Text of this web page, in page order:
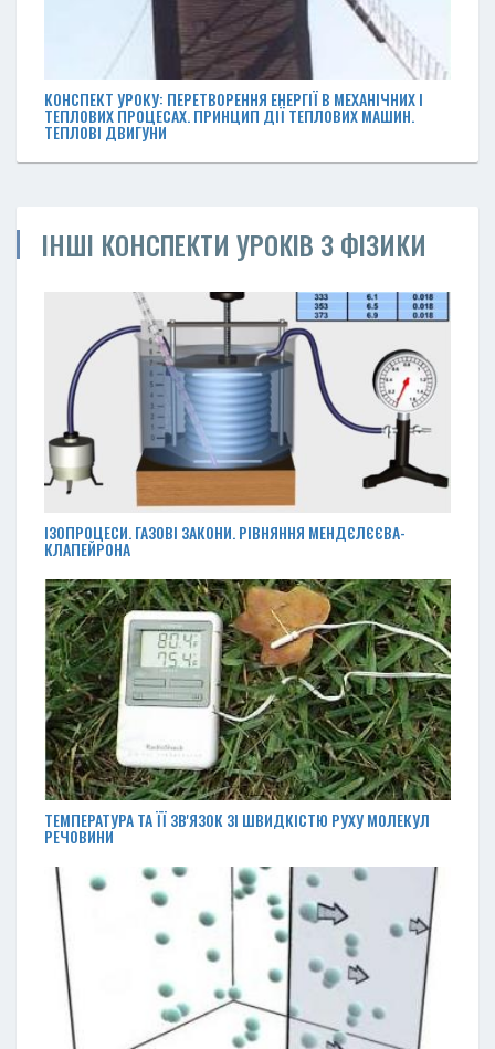
КОНСПЕКТ УРОКУ: ПЕРЕТВОРЕННЯ ЕНЕРГІЇ В МЕХАНІЧНИХ І
ТЕПЛОВИХ ПРОЦЕСАХ. ПРИНЦИП ДІЇ ТЕПЛОВИХ МАШИН.
ТЕПЛОВІ ДВИГУНИ
ІНШІ КОНСПЕКТИ УРОКІВ З ФІЗИКИ
ІЗОПРОЦЕСИ. ГАЗОВІ ЗАКОНИ. РІВНЯННЯ МЕНДЄЛЄЄВА-
КЛАПЕЙРОНА
ТЕМПЕРАТУРА ТА ЇЇ ЗВ'ЯЗОК ЗІ ШВИДКІСТЮ РУХУ МОЛЕКУЛ
РЕЧОВИНИ